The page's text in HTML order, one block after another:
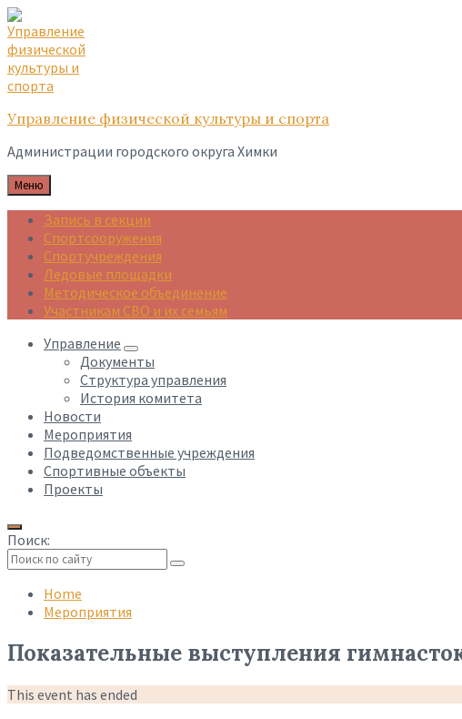
Skip
to
content
Skip
to
main
navigation
Skip
to
footer
Управление физической культуры и спорта
Администрации городского округа Химки
Меню
Запись в секции
Спортсооружения
Спортучреждения
Ледовые площадки
Методическое объединение
Участникам СВО и их семьям
Управление
Документы
Структура управления
История комитета
Новости
Мероприятия
Подведомственные учреждения
Спортивные объекты
Проекты
Поиск:
search
Home
Мероприятия
Показательные выступления
This event has ended